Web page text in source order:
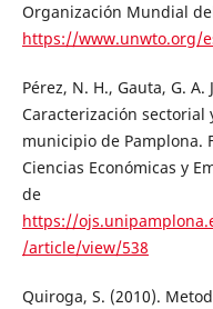
Organización Mundial
https://www.unwto.org/
Pérez, N. H., Gauta, G. A.
Caracterización sectorial
municipio de Pamplona.
Ciencias Económicas y
de
https://
/article/view/538
Quiroga, S. (2010).